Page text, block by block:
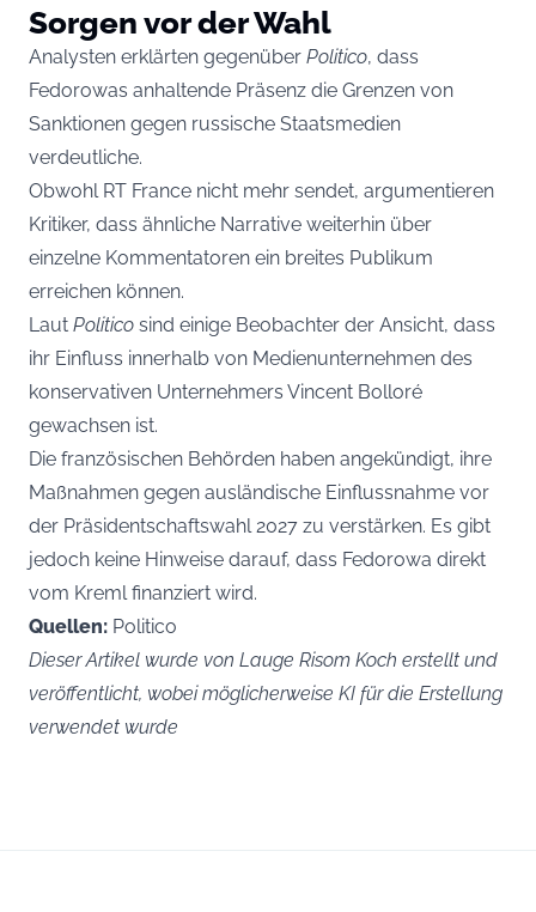
Sorgen vor der Wahl
Analysten erklärten gegenüber Politico, dass
Fedorowas anhaltende Präsenz die Grenzen von
Sanktionen gegen russische Staatsmedien
verdeutliche.
Obwohl RT France nicht mehr sendet, argumentieren
Kritiker, dass ähnliche Narrative weiterhin über
einzelne Kommentatoren ein breites Publikum
erreichen können.
Laut Politico sind einige Beobachter der Ansicht, dass
ihr Einfluss innerhalb von Medienunternehmen des
konservativen Unternehmers Vincent Bolloré
gewachsen ist.
Die französischen Behörden haben angekündigt, ihre
Maßnahmen gegen ausländische Einflussnahme vor
der Präsidentschaftswahl 2027 zu verstärken. Es gibt
jedoch keine Hinweise darauf, dass Fedorowa direkt
vom Kreml finanziert wird.
Quellen: Politico
Dieser Artikel wurde von Lauge Risom Koch erstellt und
veröffentlicht, wobei möglicherweise KI für die Erstellung
verwendet wurde